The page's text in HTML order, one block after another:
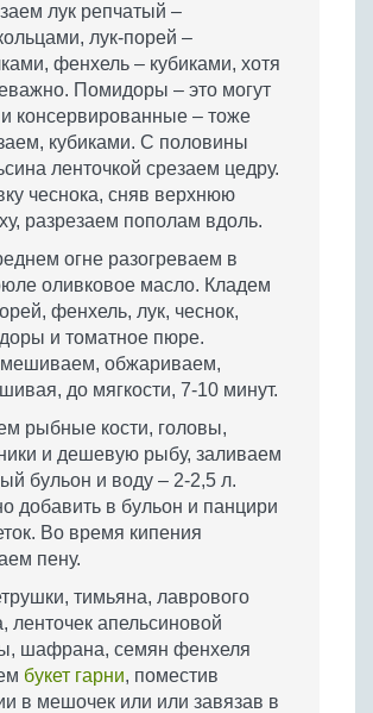
лук репчатый –
лук-порей –
фенхель – кубиками, хотя
Помидоры – это могут
консервированные – тоже
кубиками. С половины
ленточкой срезаем цедру.
чеснока, сняв верхнюю
разрезаем пополам вдоль.
огне разогреваем в
оливковое масло. Кладем
фенхель, лук, чеснок,
и томатное пюре.
обжариваем,
до мягкости, 7-10 минут.
рыбные кости, головы,
и дешевую рыбу, заливаем
бульон и воду – 2-2,5 л.
добавить в бульон и панцири
Во время кипения
пену.
тимьяна, лаврового
ленточек апельсиновой
шафрана, семян фенхеля
букет гарни, поместив
в мешочек или или завязав в